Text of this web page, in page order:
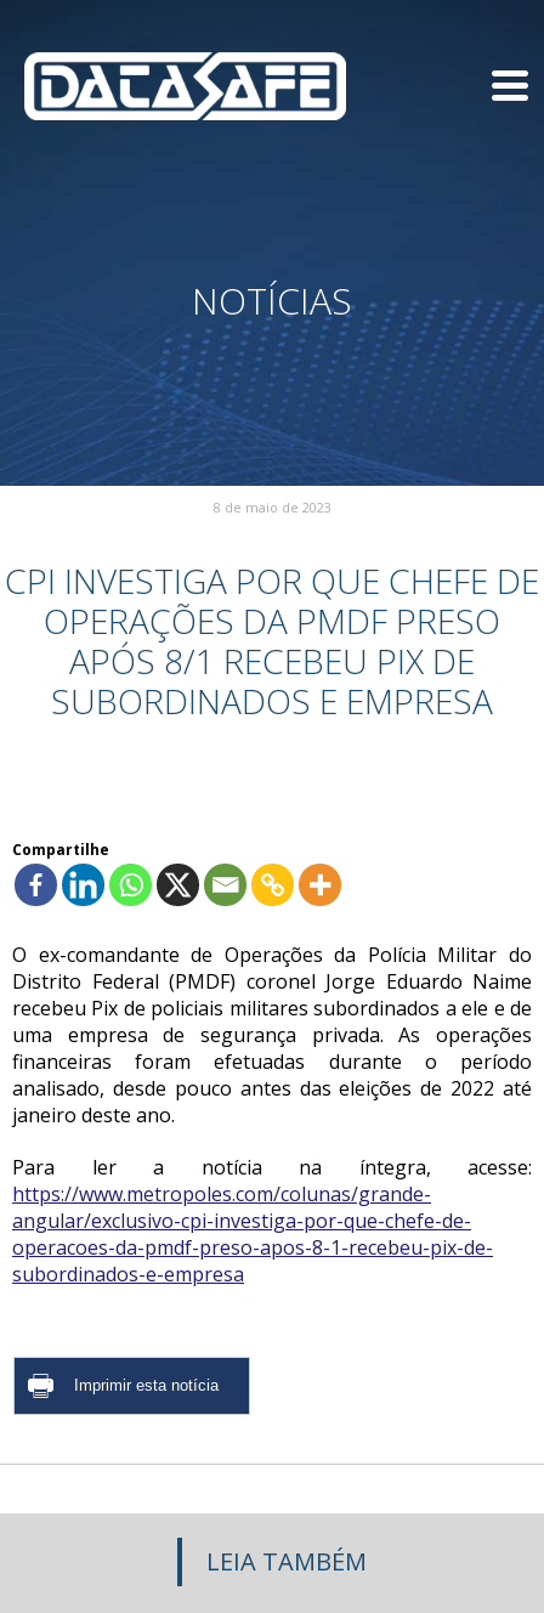
NOTÍCIAS
8 de maio de 2023
CPI INVESTIGA POR QUE CHEFE DE
OPERAÇÕES DA PMDF PRESO
APÓS 8/1 RECEBEU PIX DE
SUBORDINADOS E EMPRESA
Compartilhe
O ex-comandante de Operações da Polícia Militar do
Distrito Federal (PMDF) coronel Jorge Eduardo Naime
recebeu Pix de policiais militares subordinados a ele e de
uma empresa de segurança privada. As operações
financeiras foram efetuadas durante o período
analisado, desde pouco antes das eleições de 2022 até
janeiro deste ano.
Para ler a notícia na íntegra, acesse:
https://www.metropoles.com/colunas/grande-
angular/exclusivo-cpi-investiga-por-que-chefe-de-
operacoes-da-pmdf-preso-apos-8-1-recebeu-pix-de-
subordinados-e-empresa
LEIA TAMBÉM